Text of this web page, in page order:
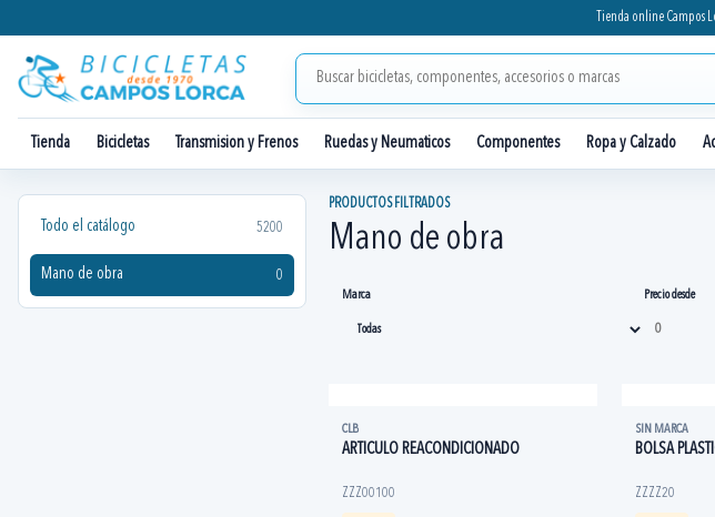
Tienda online Campos
Tienda Bicicletas Transmision y Frenos Ruedas y Neumaticos Componentes Ropa y Calzado
Todo el catálogo 5200
Mano de obra 0
PRODUCTOS FILTRADOS
Mano de obra
Marca Precio desde
CLB
ARTICULO REACONDICIONADO
ZZZ00100
SIN MARCA
BOLSA
ZZZZ20